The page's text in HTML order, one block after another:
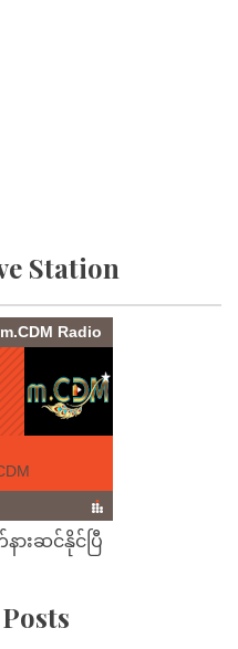
Station
ားဆင်နိုင်ပြီ